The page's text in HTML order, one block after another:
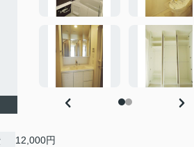
12,000円